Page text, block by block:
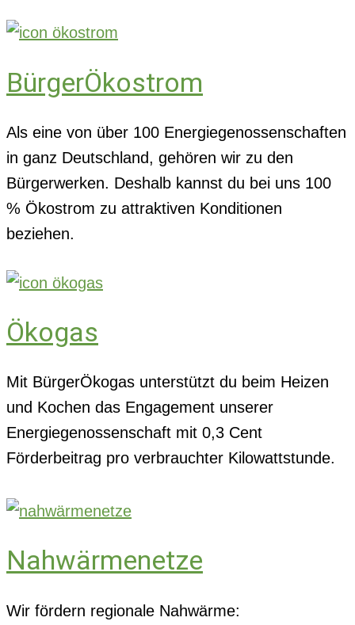
BürgerÖkostrom
Als eine von über 100 Energiegenossenschaften
in ganz Deutschland, gehören wir zu den
Bürgerwerken. Deshalb kannst du bei uns 100
% Ökostrom zu attraktiven Konditionen
beziehen.
Ökogas
Mit BürgerÖkogas unterstützt du beim Heizen
und Kochen das Engagement unserer
Energiegenossenschaft mit 0,3 Cent
Förderbeitrag pro verbrauchter Kilowattstunde.
Nahwärmenetze
Wir fördern regionale Nahwärme: